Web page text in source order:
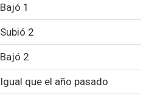
Bajó 1
Subió 2
Bajó 2
Igual que el año pasado